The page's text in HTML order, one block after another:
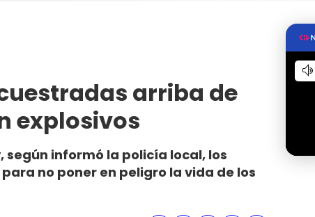
arriba de
explosivos
según informó la policía local, los
no poner en peligro la vida de los